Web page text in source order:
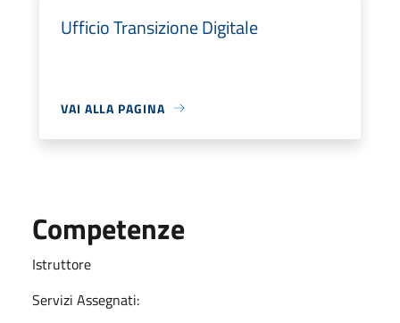
Ufficio Transizione Digitale
VAI ALLA PAGINA
Competenze
Istruttore
Servizi Assegnati: